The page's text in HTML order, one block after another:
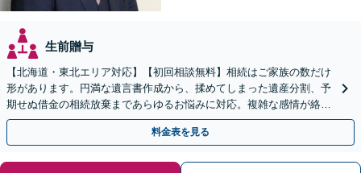
生前贈与
【北海道・東北エリア対応】【初回相談無料】相続はご家族の数だけ
形があります。円満な遺言書作成から、揉めてしまった遺産分割、予
期せぬ借金の相続放棄まであらゆるお悩みに対応。複雑な感情が絡む
相続トラブルもまずはご相談ください。WEB面談可。
料金表を見る